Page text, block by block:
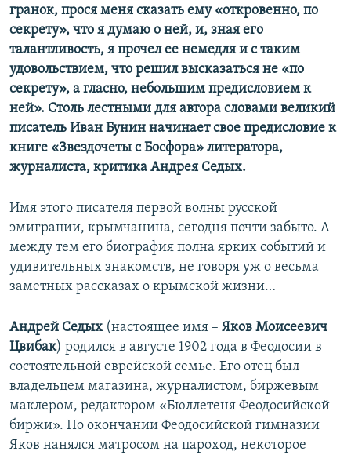
гранок, прося меня сказать ему «откровенно, по
секрету», что я думаю о ней, и, зная его
талантливость, я прочел ее немедля и с таким
удовольствием, что решил высказаться не «по
секрету», а гласно, небольшим предисловием к
ней». Столь лестными для автора словами великий
писатель Иван Бунин начинает свое предисловие к
книге «Звездочеты с Босфора» литератора,
журналиста, критика Андрея Седых.
Имя этого писателя первой волны русской
эмиграции, крымчанина, сегодня почти забыто. А
между тем его биография полна ярких событий и
удивительных знакомств, не говоря уж о весьма
заметных рассказах о крымской жизни…
Андрей Седых (настоящее имя – Яков Моисеевич
Цвибак) родился в августе 1902 года в Феодосии в
состоятельной еврейской семье. Его отец был
владельцем магазина, журналистом, биржевым
маклером, редактором «Бюллетеня Феодосийской
биржи». По окончании Феодосийской гимназии
Яков нанялся матросом на пароход, некоторое